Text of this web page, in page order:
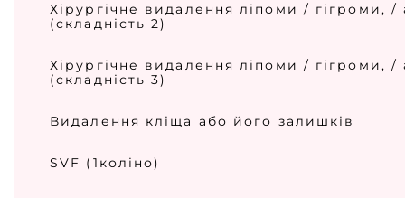
Хірургічне видалення ліпоми / гігроми,
(складність 2)
Хірургічне видалення ліпоми / гігроми,
(складність 3)
Видалення кліща або його залишків
SVF (1коліно)